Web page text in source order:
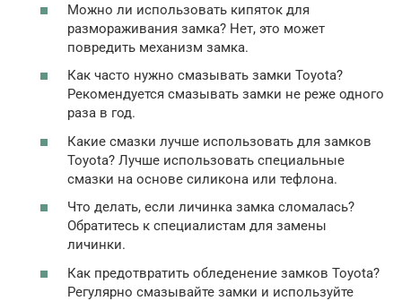
Можно ли использовать кипяток для
размораживания замка? Нет, это может
повредить механизм замка.
Как часто нужно смазывать замки Toyota?
Рекомендуется смазывать замки не реже одного
раза в год.
Какие смазки лучше использовать для замков
Toyota? Лучше использовать специальные
смазки на основе силикона или тефлона.
Что делать, если личинка замка сломалась?
Обратитесь к специалистам для замены
личинки.
Как предотвратить обледенение замков Toyota?
Регулярно смазывайте замки и используйте